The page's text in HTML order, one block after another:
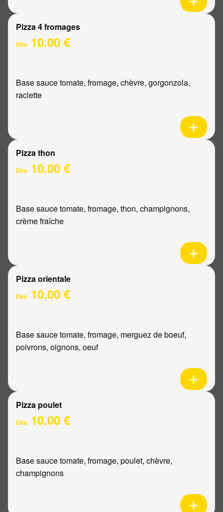
Pizza 4 fromages
Dès 10.00 €
Base sauce tomate, fromage, chèvre, gorgonzola,
raclette
Pizza thon
Dès 10.00 €
Base sauce tomate, fromage, thon, champignons,
crème fraîche
Pizza orientale
Dès 10.00 €
Base sauce tomate, fromage, merguez de boeuf,
poivrons, oignons, oeuf
Pizza poulet
Dès 10.00 €
Base sauce tomate, fromage, poulet, chèvre,
champignons